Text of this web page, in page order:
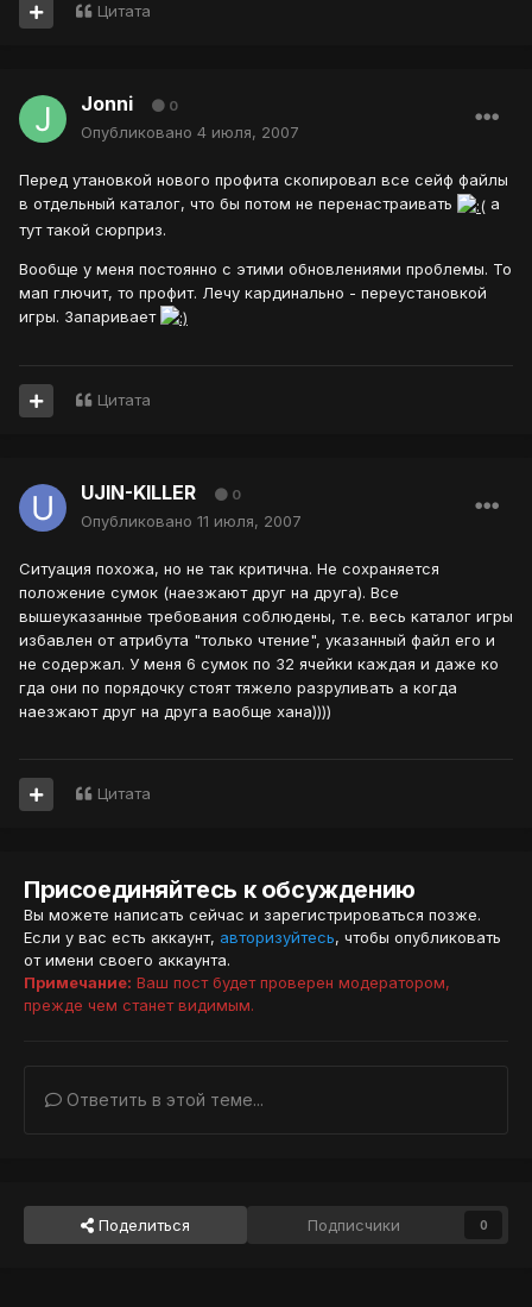
Цитата
Jonni 0
Опубликовано 4 июля, 2007
Перед утановкой нового профита скопировал все сейф файлы
в отдельный каталог, что бы потом не перенастраивать
а
тут такой сюрприз.
Вообще у меня постоянно с этими обновлениями проблемы. То
мап глючит, то профит. Лечу кардинально - переустановкой
игры. Запаривает
Цитата
UJIN-KILLER 0
Опубликовано 11 июля, 2007
Ситуация похожа, но не так критична. Не сохраняется
положение сумок (наезжают друг на друга). Все
вышеуказанные требования соблюдены, т.е. весь каталог игры
избавлен от атрибута "только чтение", указанный файл его и
не содержал. У меня 6 сумок по 32 ячейки каждая и даже ко
гда они по порядочку стоят тяжело разруливать а когда
наезжают друг на друга ваобще хана))))
Цитата
Присоединяйтесь к обсуждению
Вы можете написать сейчас и зарегистрироваться позже.
Если у вас есть аккаунт, авторизуйтесь, чтобы опубликовать
от имени своего аккаунта.
Примечание: Ваш пост будет проверен модератором,
прежде чем станет видимым.
Ответить в этой теме...
Поделиться Подписчики 0